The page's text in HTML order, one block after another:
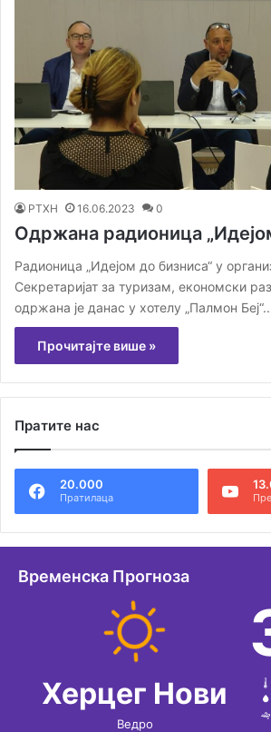
РТХН 16.06.2023 0
Одржана радионица
Радионица „Идејом до бизниса“ у
Секретаријат за туризам, економски
одржана је данас у хотелу „Палмон
Прочитајте више »
Пратите нас
20.000
Пратилаца
Временска Прогноза
Херцег Нови
Ведро